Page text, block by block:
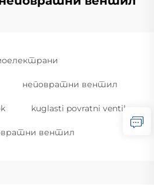
неповратни вентил
kuglasti povratni ventil
вентил